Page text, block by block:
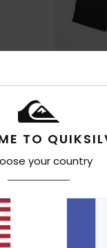
TO
your country